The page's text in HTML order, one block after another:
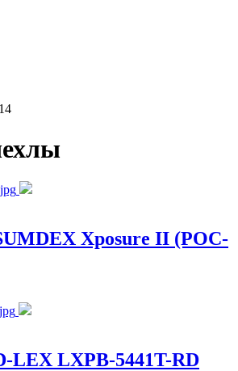
Xposure II (POC-
LEX LXPB-5441T-RD